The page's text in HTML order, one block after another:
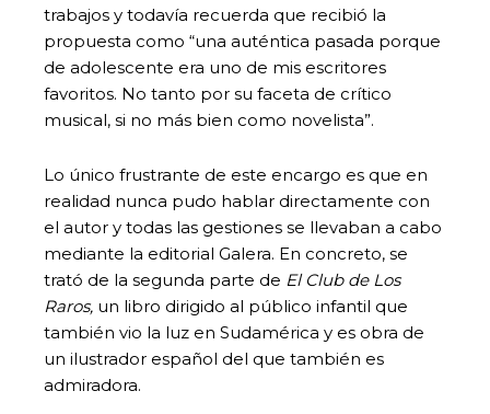
trabajos y todavía recuerda que recibió la
propuesta como “una auténtica pasada porque
de adolescente era uno de mis escritores
favoritos. No tanto por su faceta de crítico
musical, si no más bien como novelista”.
Lo único frustrante de este encargo es que en
realidad nunca pudo hablar directamente con
el autor y todas las gestiones se llevaban a cabo
mediante la editorial Galera. En concreto, se
trató de la segunda parte de El Club de Los
Raros, un libro dirigido al público infantil que
también vio la luz en Sudamérica y es obra de
un ilustrador español del que también es
admiradora.